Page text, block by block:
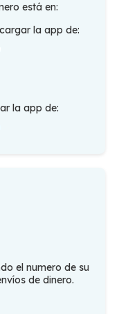
está en:
la app de:
la app de:
el numero de su
de dinero.